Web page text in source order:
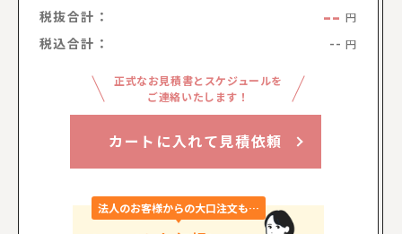
税抜合計： -- 円
税込合計： -- 円
正式なお見積書とスケジュールを
ご連絡いたします！
カートに入れて見積依頼
法人のお客様からの大口注文も…